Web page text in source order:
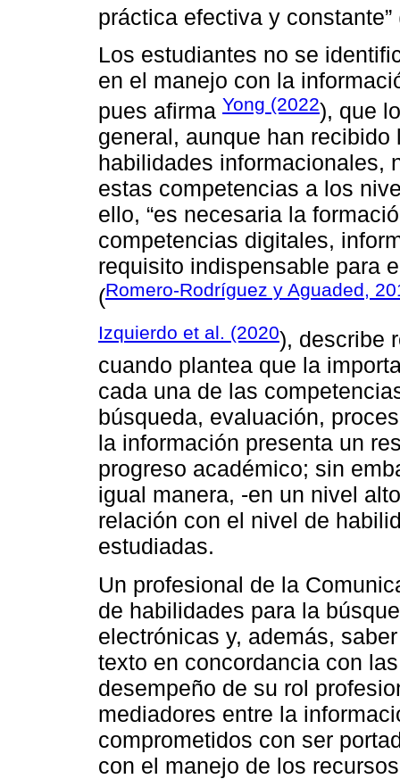
práctica efectiva y constante”
Los estudiantes no se
en el manejo con la
pues afirma Yong (2022), que
general, aunque han
habilidades informacionales,
estas competencias a los
ello, “es necesaria la
competencias digitales,
requisito indispensable para
(Romero-Rodríguez y Aguaded,
Izquierdo et al. (2020), describe
cuando plantea que la
cada una de las
búsqueda, evaluación,
la información presenta un
progreso académico; sin
igual manera, -en un nivel
relación con el nivel de
estudiadas.
Un profesional de la
de habilidades para la
electrónicas y, además,
texto en concordancia con
desempeño de su rol
mediadores entre la
comprometidos con ser
con el manejo de los